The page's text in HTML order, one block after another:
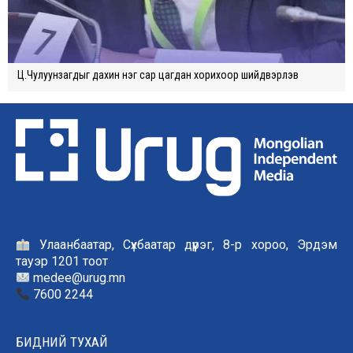
Ц.Чулуунзагдыг дахин нэг сар цагдан хорихоор шийдвэрлэв
Улаанбаатар, Сүхбаатар дүүрэг, 8-р хороо, Эрдэм
тауэр 1201 тоот
medee@urug.mn
7600 2244
БИДНИЙ ТУХАЙ